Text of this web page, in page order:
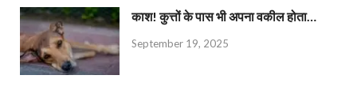
काश! कुत्तों के पास भी अपना वकील होता…
September 19, 2025